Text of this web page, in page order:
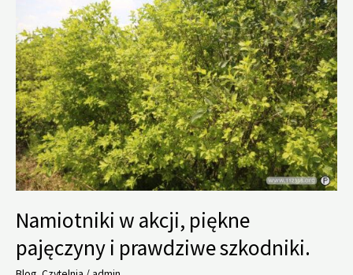
projektowania.
Namiotniki w akcji, piękne
pajęczyny i prawdziwe szkodniki.